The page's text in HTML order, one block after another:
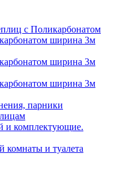
с Поликарбонатом
ширина 3м
ширина 3м
ширина 3м
парники
и комплектующие.
комнаты и туалета